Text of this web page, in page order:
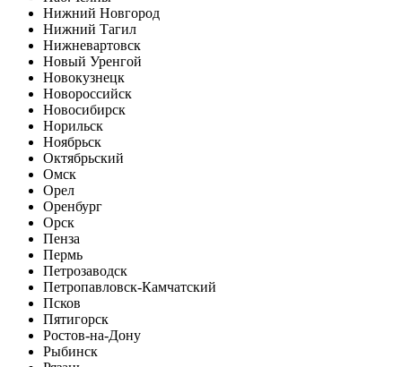
Нижний Новгород
Нижний Тагил
Нижневартовск
Новый Уренгой
Новокузнецк
Новороссийск
Новосибирск
Норильск
Ноябрьск
Октябрьский
Омск
Орел
Оренбург
Орск
Пенза
Пермь
Петрозаводск
Петропавловск-Камчатский
Псков
Пятигорск
Ростов-на-Дону
Рыбинск